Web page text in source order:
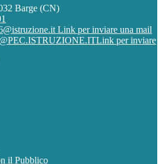
Barge (CN)
Link per inviare una mail
Link per inviare
il Pubblico